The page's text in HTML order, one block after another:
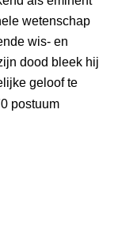
wetenschap
wis- en
dood bleek hij
geloof te
postuum